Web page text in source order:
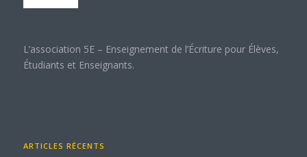
L’association 5E – Enseignement de l’Écriture pour Élèves,
Étudiants et Enseignants.
ARTICLES RÉCENTS